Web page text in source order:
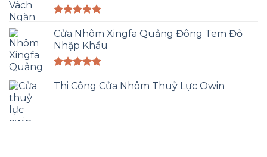
hạng5.00
5 sao
Cửa Nhôm Xingfa Quảng Đông Tem Đỏ
Nhập Khẩu
hạng4.83
Thi Công Cửa Nhôm Thuỷ Lực Owin